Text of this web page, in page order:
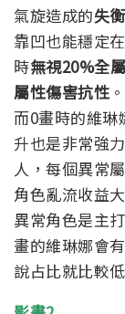
氣旋造成的失
靠凹也能穩定
時無視20%全
屬性傷害抗性 。
而0畫時的維
升也是非常強
人，每個異常
角色亂流收益
異常角色是主
畫的維琳娜會
說占比就比較